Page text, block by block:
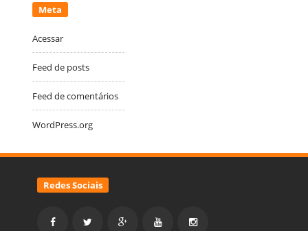
Meta
Acessar
Feed de posts
Feed de comentários
WordPress.org
Redes Sociais